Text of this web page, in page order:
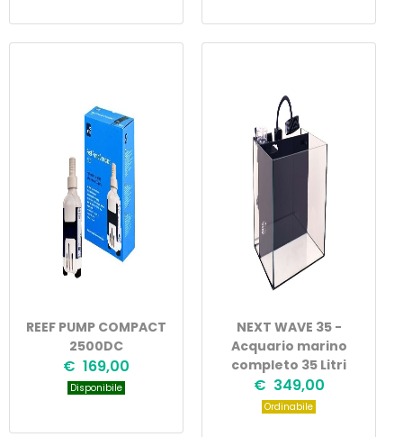
REEF PUMP COMPACT
2500DC
€ 169,00
Disponibile
NEXT WAVE 35 -
Acquario marino
completo 35 Litri
€ 349,00
Ordinabile